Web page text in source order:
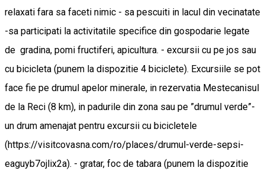
relaxati fara sa faceti nimic - sa pescuiti in lacul din vecinatate
-sa participati la activitatile specifice din gospodarie legate
de gradina, pomi fructiferi, apicultura. - excursii cu pe jos sau
cu bicicleta (punem la dispozitie 4 biciclete). Excursiile se pot
face fie pe drumul apelor minerale, in rezervatia Mestecanisul
de la Reci (8 km), in padurile din zona sau pe ”drumul verde”-
un drum amenajat pentru excursii cu bicicletele
(https://visitcovasna.com/ro/places/drumul-verde-sepsi-
eaguyb7ojlix2a). - gratar, foc de tabara (punem la dispozitie